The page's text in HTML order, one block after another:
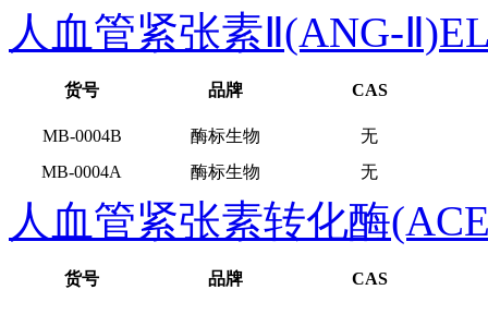
人血管紧张素Ⅱ(ANG-
货号 品牌 CAS
MB-0004B 酶标生物
无
MB-0004A
酶标生物 无
人血管紧张素转化酶
货号 品牌 CAS